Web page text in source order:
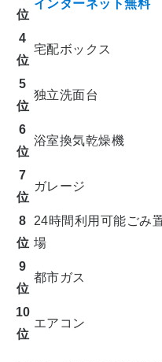
位
インターネット無料
4
位
宅配ボックス
5
位
独立洗面台
6
位
浴室換気乾燥機
7
位
ガレージ
8
位
24時間利用可能ごみ
場
9
位
都市ガス
10
位
エアコン